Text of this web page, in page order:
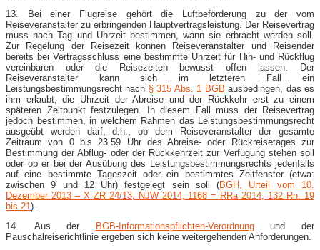
13. Bei einer Flugreise gehört die Luftbeförderung zu der vom
Reiseveranstalter zu erbringenden Hauptvertragsleistung. Der Reisevertrag
muss nach Tag und Uhrzeit bestimmen, wann sie erbracht werden soll.
Zur Regelung der Reisezeit können Reiseveranstalter und Reisender
bereits bei Vertragsschluss eine bestimmte Uhrzeit für Hin- und Rückflug
vereinbaren oder die Reisezeiten bewusst offen lassen. Der
Reiseveranstalter kann sich im letzteren Fall ein
Leistungsbestimmungsrecht nach § 315 Abs. 1 BGB ausbedingen, das es
ihm erlaubt, die Uhrzeit der Abreise und der Rückkehr erst zu einem
späteren Zeitpunkt festzulegen. In diesem Fall muss der Reisevertrag
jedoch bestimmen, in welchem Rahmen das Leistungsbestimmungsrecht
ausgeübt werden darf, d.h., ob dem Reiseveranstalter der gesamte
Zeitraum von 0 bis 23.59 Uhr des Abreise- oder Rückreisetages zur
Bestimmung der Abflug- oder der Rückkehrzeit zur Verfügung stehen soll
oder ob er bei der Ausübung des Leistungsbestimmungsrechts jedenfalls
auf eine bestimmte Tageszeit oder ein bestimmtes Zeitfenster (etwa:
zwischen 9 und 12 Uhr) festgelegt sein soll (BGH, Urteil vom 10.
Dezember 2013 – X ZR 24/13, NJW 2014, 1168 = RRa 2014, 132 Rn. 19
bis 21).
14. Aus der BGB-​Informationspflichten-​Verordnungund der
Pauschalreiserichtlinie ergeben sich keine weitergehenden Anforderungen.